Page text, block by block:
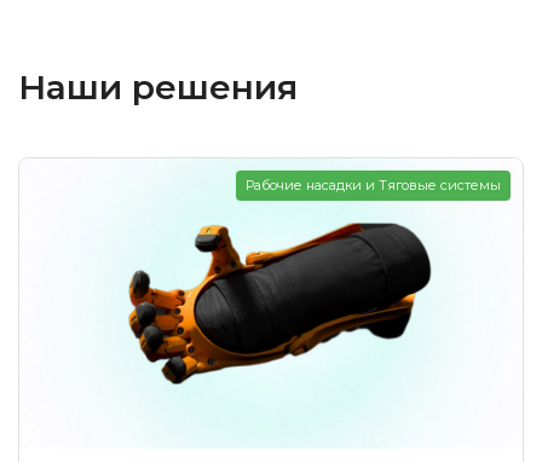
Наши решения
Рабочие насадки и Тяговые системы